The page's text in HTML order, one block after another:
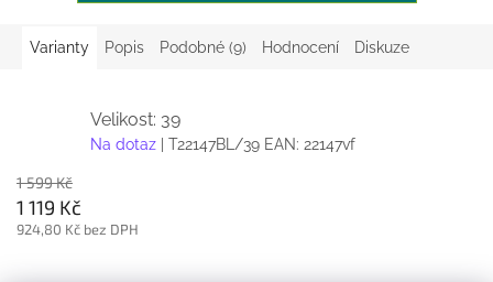
Varianty Popis Podobné (9) Hodnocení Diskuze
Velikost: 39
Na dotaz | T22147BL/39 EAN: 22147vf
1 599 Kč
1 119 Kč
924,80 Kč bez DPH